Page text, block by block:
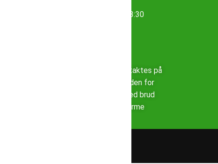
Fredag: 8:00 – 13:30
Vagthavende kan kontaktes på
tlf. 98 93 82 40 – uden for
normal åbningstid ved brud
og manglende varme